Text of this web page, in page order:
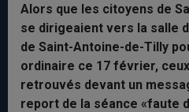
Alors que les citoyens de
se dirigeaient vers la salle
de Saint-Antoine-de-Tilly
ordinaire ce 17 février,
retrouvés devant un
report de la séance «faute